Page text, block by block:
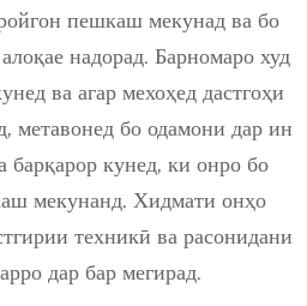
пешкаш мекунад ва бо
надорад. Барномаро худ
ва агар мехоҳед дастгоҳи
метавонед бо одамони дар ин
кунед, ки онро бо
мекунанд. Хидмати онҳо
техникӣ ва расонидани
дар бар мегирад.